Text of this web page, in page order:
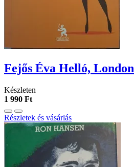
Fejős Éva Helló, ​London
Készleten
1 990 Ft
Részletek és vásárlás